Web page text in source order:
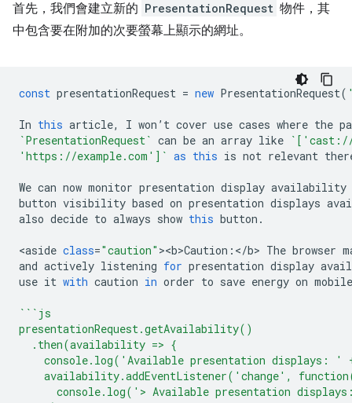
首先，我們會建立新的 PresentationRequest 物件，其
中包含要在附加的次要螢幕上顯示的網址。
const presentationRequest = new PresentationRequest(
In this article, I won ’ t cover use cases where the
`PresentationRequest` can be an array like
'https://example.com']` as this is not relevant
We can now monitor presentation display availability
button visibility based on presentation displays
also decide to always show this button .
<aside class="caution" ><b>Caution : </b> The browser
and actively listening for presentation display
use it with caution in order to save energy on mobile
```js
presentationRequest.getAvailability()
  .then(availability => {
console.log('Available presentation displays: '
availability.addEventListener('change',
console.log('> Available presentation